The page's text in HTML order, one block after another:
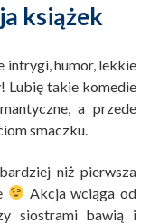
książek
intrygi, humor, lekkie
Lubię takie komedie
a przede
smaczku.
niż pierwsza
Akcja wciąga od
siostrami bawią i